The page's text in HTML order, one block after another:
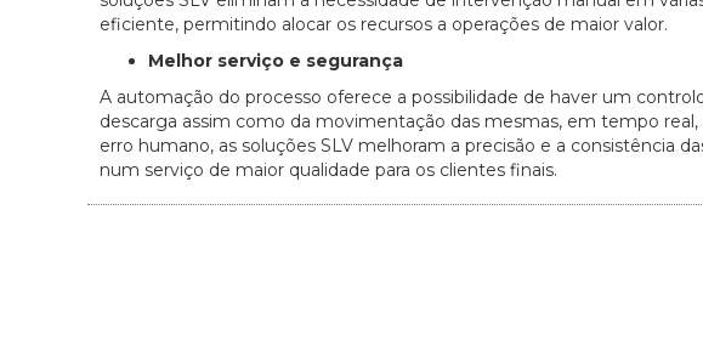
eficiente, permitindo alocar os recursos a operações de maior valor.
Melhor serviço e segurança
A automação do processo oferece a possibilidade de haver um
descarga assim como da movimentação das mesmas, em tempo
erro humano, as soluções SLV melhoram a precisão e a consistência
num serviço de maior qualidade para os clientes finais.